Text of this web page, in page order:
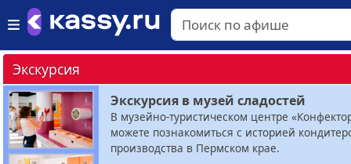
Экскурсия
Экскурсия в музей сладостей
В музейно-туристическом центре
можете познакомиться с историей
производства в Пермском крае.